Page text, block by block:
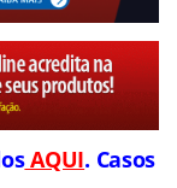
AQUI. Casos